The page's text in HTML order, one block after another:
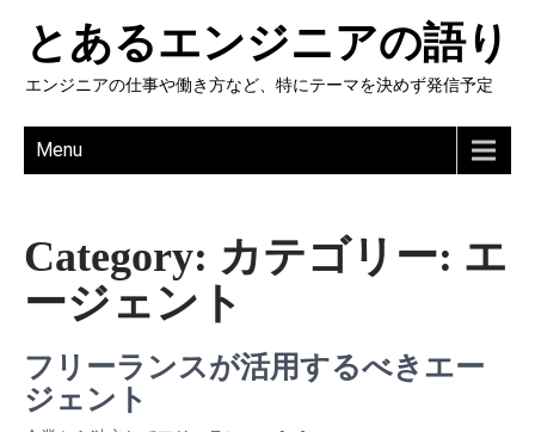
とあるエンジニアの語り
エンジニアの仕事や働き方など、特にテーマを決めず発信予定
Menu
Category: カテゴリー: エ
ージェント
フリーランスが活用するべきエー
ジェント